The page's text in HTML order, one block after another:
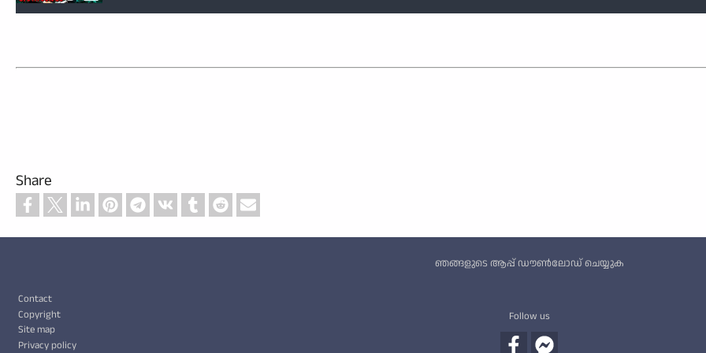
Share
Custom footer
ഞങ്ങളുടെ ആപ്പ് ഡൗൺലോഡ് ചെയ്യുക
Footer
Contact
Copyright
Site map
Privacy policy
Follow us